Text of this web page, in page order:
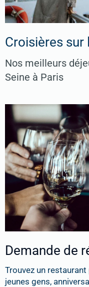
Croisières sur
Nos meilleurs
Seine à Paris
Demande de
Trouvez un
jeunes gens,